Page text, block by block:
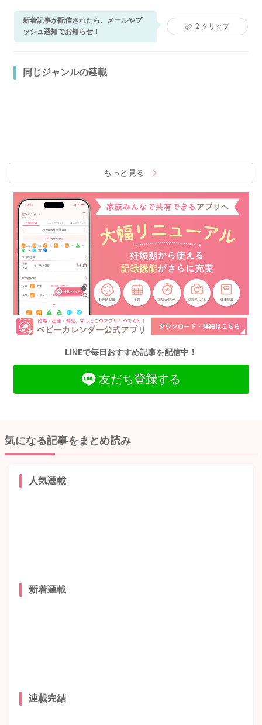
新着記事が配信されたら、メールやプ
ッシュ通知でお知らせ！
2 クリップ
同じジャンルの連載
もっと見る
LINEで毎日おすすめ記事を配信中！
友だち登録する
気になる記事をまとめ読み
人気連載
新着連載
連載完結